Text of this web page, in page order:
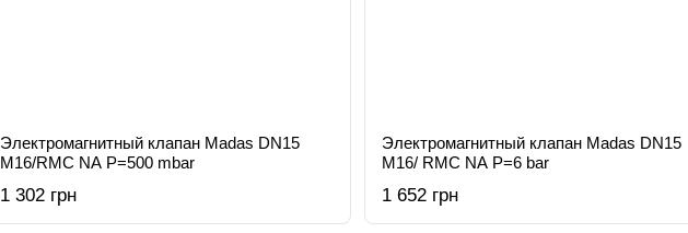
Электромагнитный клапан Madas DN15
M16/RMC NA Р=500 mbar
1 302 грн
Электромагнитный клапан Madas DN15
M16/ RMC NA Р=6 bar
1 652 грн